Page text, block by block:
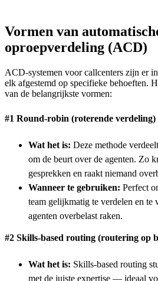
Vormen van
oproepverdeling (ACD)
ACD-systemen voor callcenters zijn er
elk afgestemd op specifieke behoeften.
van de belangrijkste vormen:
#1 Round-robin (roterende verdeling)
Wat het is: Deze methode
om de beurt over de agenten. Zo
gesprekken en raakt niemand
Wanneer te gebruiken: Perfect
team gelijkmatig te verdelen en
agenten overbelast raken.
#2 Skills-based routing (routering op
Wat het is: Skills-based routing
met de juiste expertise — ideaal